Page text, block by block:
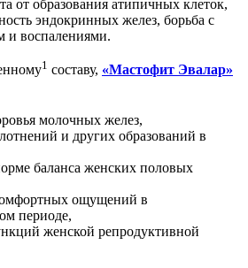
от образования атипичных клеток,
эндокринных желез, борьба с
и воспалениями.
1 составу, «Мастофит Эвалар»
молочных желез,
и других образований в
баланса женских половых
ощущений в
периоде,
женской репродуктивной